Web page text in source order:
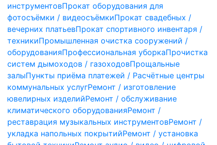
инструментовПрокат оборудования для
фотосъёмки / видеосъёмкиПрокат свадебных /
вечерних платьевПрокат спортивного инвентаря /
техникиПромышленная очистка сооружений /
оборудованияПрофессиональная уборкаПрочистка
систем дымоходов / газоходовПрощальные
залыПункты приёма платежей / Расчётные центры
коммунальных услугРемонт / изготовление
ювелирных изделийРемонт / обслуживание
климатического оборудованияРемонт /
реставрация музыкальных инструментовРемонт /
укладка напольных покрытийРемонт / установка